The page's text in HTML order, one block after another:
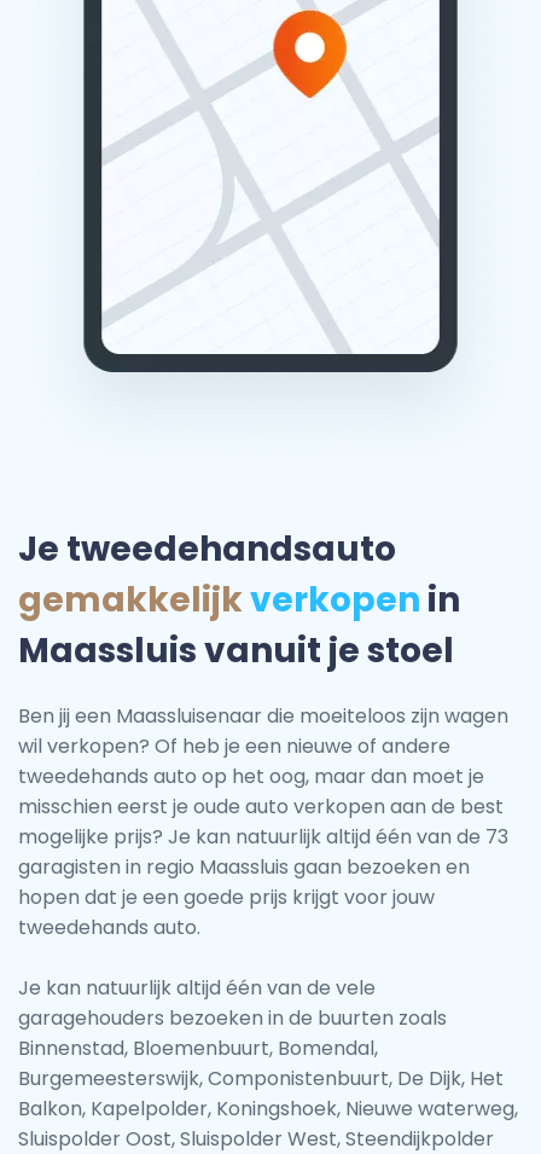
Je tweedehandsauto
gemakkelijkverkopen in
Maassluis vanuit je stoel
Ben jij een Maassluisenaar die moeiteloos zijn wagen
wil verkopen? Of heb je een nieuwe of andere
tweedehands auto op het oog, maar dan moet je
misschien eerst je oude auto verkopen aan de best
mogelijke prijs? Je kan natuurlijk altijd één van de 73
garagisten in regio Maassluis gaan bezoeken en
hopen dat je een goede prijs krijgt voor jouw
tweedehands auto.
Je kan natuurlijk altijd één van de vele
garagehouders bezoeken in de buurten zoals
Binnenstad, Bloemenbuurt, Bomendal,
Burgemeesterswijk, Componistenbuurt, De Dijk, Het
Balkon, Kapelpolder, Koningshoek, Nieuwe waterweg,
Sluispolder Oost, Sluispolder West, Steendijkpolder